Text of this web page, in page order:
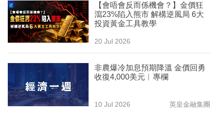
商
業
科
技
職
場
生
【會唔會反而係機會？】金價狂
瀉23%陷入熊市 解構逆風局 6大
投資黃金工具教學
20 Jul 2026
非農爆冷加息預期降溫 金價回勇
收復4,000美元︳專欄
10 Jul 2026 英皇金融集團